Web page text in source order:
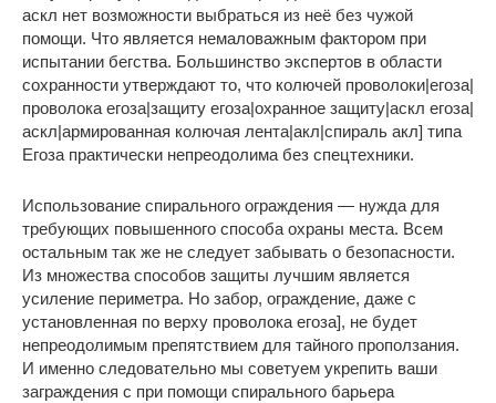
аскл нет возможности выбраться из неё без чужой
помощи. Что является немаловажным фактором при
испытании бегства. Большинство экспертов в области
сохранности утверждают то, что колючей проволоки|егоза|
проволока егоза|защиту егоза|охранное защиту|аскл егоза|
аскл|армированная колючая лента|акл|спираль акл] типа
Егоза практически непреодолима без спецтехники.
Использование спирального ограждения — нужда для
требующих повышенного способа охраны места. Всем
остальным так же не следует забывать о безопасности.
Из множества способов защиты лучшим является
усиление периметра. Но забор, ограждение, даже с
установленная по верху проволока егоза], не будет
непреодолимым препятствием для тайного проползания.
И именно следовательно мы советуем укрепить ваши
заграждения с при помощи спирального барьера